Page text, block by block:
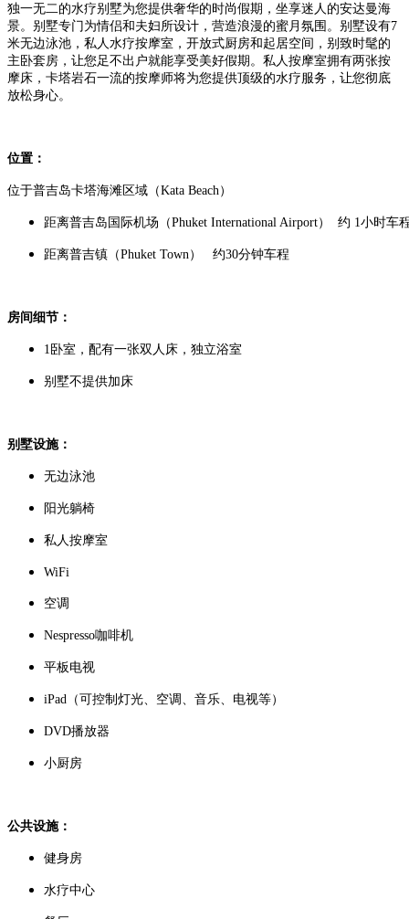
独一无二的水疗别墅为您提供奢华的时尚假期，坐享迷人的安达曼海
景。别墅专门为情侣和夫妇所设计，营造浪漫的蜜月氛围。别墅设有7
米无边泳池，私人水疗按摩室，开放式厨房和起居空间，别致时髦的
主卧套房，让您足不出户就能享受美好假期。私人按摩室拥有两张按
摩床，卡塔岩石一流的按摩师将为您提供顶级的水疗服务，让您彻底
放松身心。
位置：
位于普吉岛卡塔海滩区域（Kata Beach）
距离普吉岛国际机场（Phuket International Airport） 约 1小时车
距离普吉镇（Phuket Town） 约30分钟车程
房间细节：
1卧室，配有一张双人床，独立浴室
别墅不提供加床
别墅设施：
无边泳池
阳光躺椅
私人按摩室
WiFi
空调
Nespresso咖啡机
平板电视
iPad（可控制灯光、空调、音乐、电视等）
DVD播放器
小厨房
公共设施：
健身房
水疗中心